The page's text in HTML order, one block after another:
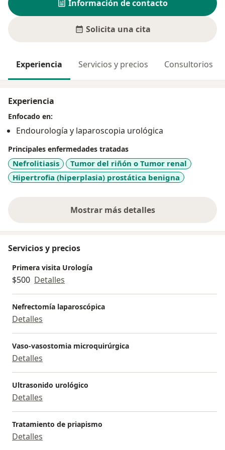
Información de contacto
Solicita una cita
Experiencia Servicios y precios Consultorios
Experiencia
Enfocado en:
Endourología y laparoscopia urológica
Principales enfermedades tratadas
Nefrolitiasis
Tumor del riñón o Tumor renal
Hipertrofia (hiperplasia) prostática benigna
Mostrar más detalles
sobre la experiencia
Servicios y precios
Primera visita Urología
$500 Detalles
Nefrectomía laparoscópica
Detalles
Vaso-vasostomia microquirúrgica
Detalles
Ultrasonido urológico
Detalles
Tratamiento de priapismo
Detalles